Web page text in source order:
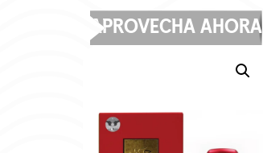
APROVECHA AHORA